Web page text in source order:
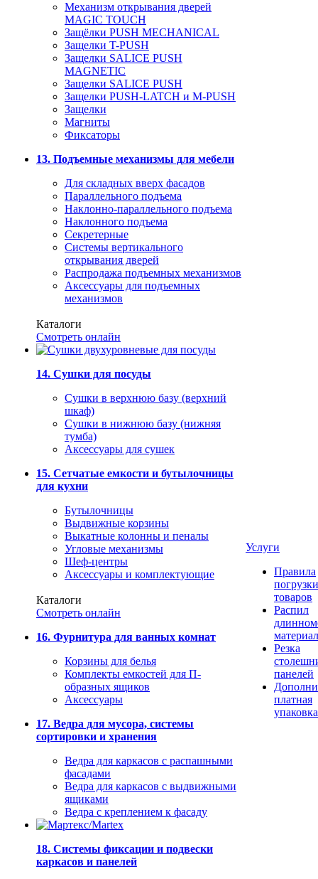
Механизм открывания дверей
MAGIC TOUCH
Защёлки PUSH MECHANICAL
Защелки T-PUSH
Защелки SALICE PUSH
MAGNETIC
Защелки SALICE PUSH
Защелки PUSH-LATCH и M-PUSH
Защелки
Магниты
Фиксаторы
13. Подъемные механизмы для мебели
Для складных вверх фасадов
Параллельного подъема
Наклонно-параллельного подъема
Наклонного подъема
Секретерные
Системы вертикального
открывания дверей
Распродажа подъемных механизмов
Аксессуары для подъемных
механизмов
Каталоги
Смотреть онлайн
14. Сушки для посуды
Сушки в верхнюю базу (верхний
шкаф)
Сушки в нижнюю базу (нижняя
тумба)
Аксессуары для сушек
15. Сетчатые емкости и бутылочницы
для кухни
Бутылочницы
Выдвижные корзины
Выкатные колонны и пеналы
Угловые механизмы
Шеф-центры
Аксессуары и комплектующие
Каталоги
Смотреть онлайн
16. Фурнитура для ванных комнат
Корзины для белья
Комплекты емкостей для П-
образных ящиков
Аксессуары
17. Ведра для мусора, системы
сортировки и хранения
Ведра для каркасов с распашными
фасадами
Ведра для каркасов с выдвижными
ящиками
Ведра с креплением к фасаду
18. Системы фиксации и подвески
каркасов и панелей
Услуги
Правила
погрузки
товаров
Распил
Резка
панелей
платная
упаковка